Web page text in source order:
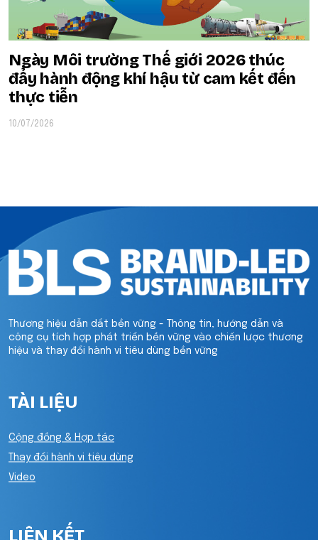
Ngày Môi trường Thế giới 2026 thúc
đẩy hành động khí hậu từ cam kết đến
thực tiễn
10/07/2026
Thương hiệu dẫn dắt bền vững - Thông tin, hướng dẫn và
công cụ tích hợp phát triển bền vững vào chiến lược thương
hiệu và thay đổi hành vi tiêu dùng bền vững
TÀI LIỆU
Cộng đồng & Hợp tác
Thay đổi hành vi tiêu dùng
Video
LIÊN KẾT